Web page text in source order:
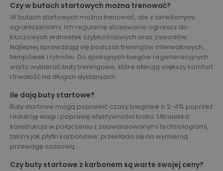
Czy w butach startowych można trenować?
W butach startowych można trenować, ale z określonymi
ograniczeniami. Ich regularne stosowanie ogranicz do
kluczowych jednostek szybkościowych oraz zawodów.
Najlepiej sprawdzają się podczas treningów interwałowych,
tempówek i rytmów. Do spokojnych biegów regeneracyjnych
warto wybierać buty treningowe, które oferują większy komfort
i trwałość na długich dystansach.
Ile dają buty startowe?
Buty startowe mogą poprawić czasy biegowe o 2-4% poprzez
redukcję wagi i poprawę efektywności kroku. Ultralekka
konstrukcja w połączeniu z zaawansowanymi technologiami,
takimi jak płytki karbonowe, przekłada się na wymierną
przewagę czasową.
Czy buty startowe z karbonem są warte swojej ceny?